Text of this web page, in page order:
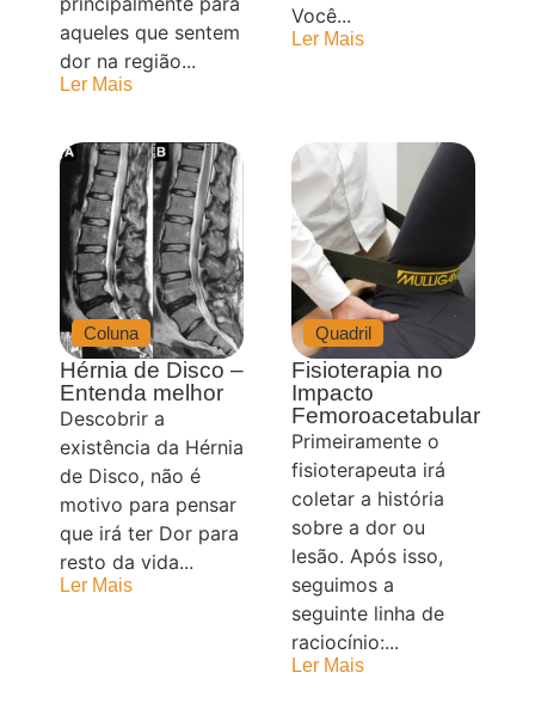
aqueles que sentem
dor na região...
Ler Mais
Você...
Ler Mais
Coluna
Hérnia de Disco –
Entenda melhor
Descobrir a
existência da Hérnia
de Disco, não é
motivo para pensar
que irá ter Dor para
resto da vida...
Ler Mais
Quadril
Fisioterapia no
Impacto
Femoroacetabular
Primeiramente o
fisioterapeuta irá
coletar a história
sobre a dor ou
lesão. Após isso,
seguimos a
seguinte linha de
raciocínio:...
Ler Mais